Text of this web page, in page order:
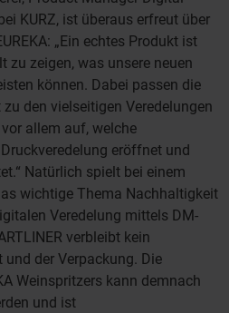
KURZ, ist überaus erfreut über
„Ein echtes Produkt ist
zu zeigen, was unsere neuen
können. Dabei passen die
den vielseitigen Veredelungen
allem auf, welche
eröffnet und
Natürlich spielt bei einem
wichtige Thema Nachhaltigkeit
Veredelung mittels DM-
verbleibt kein
der Verpackung. Die
Weinspritzers kann demnach
und ist